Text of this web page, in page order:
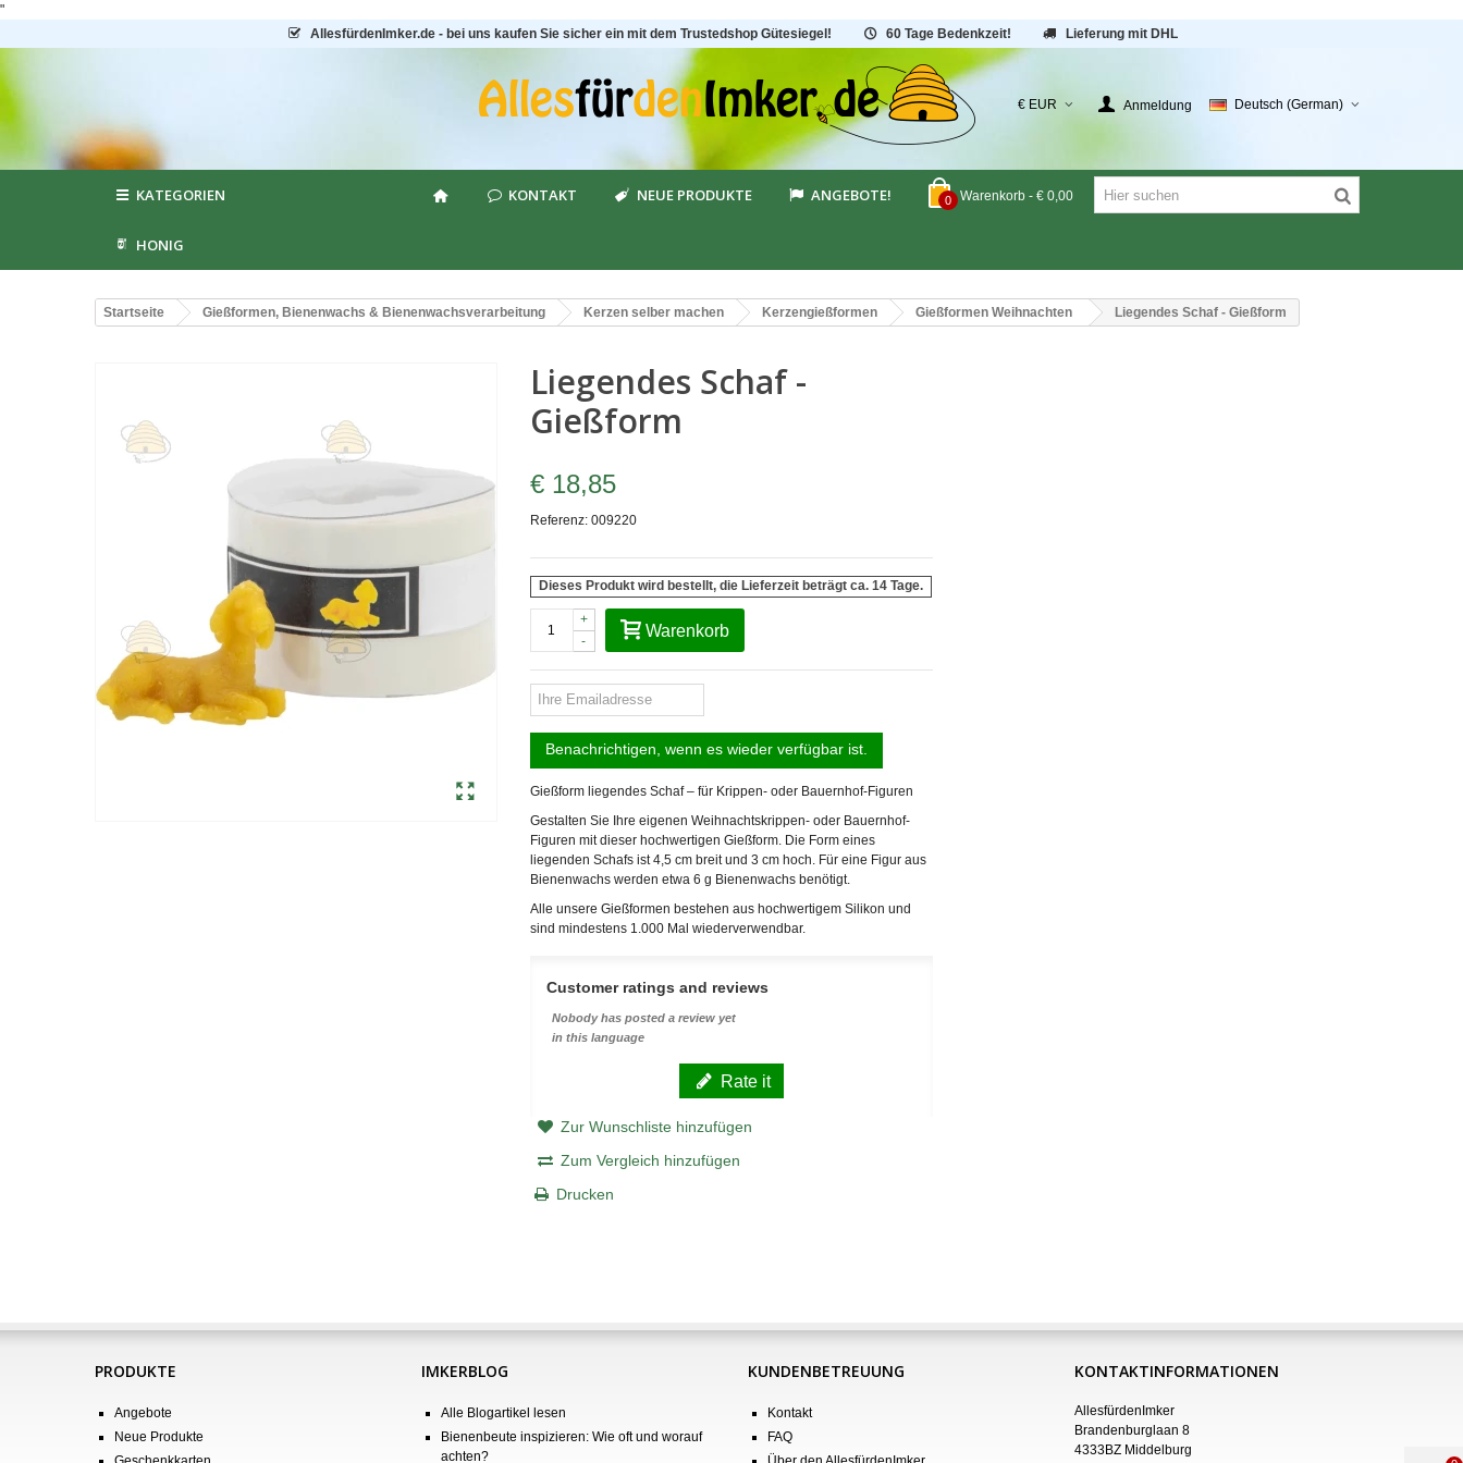
"
AllesfürdenImker.de - bei uns kaufen Sie sicher ein mit dem Trustedshop Gütesiegel!
60 Tage Bedenkzeit! Lieferung mit DHL
€ EUR Anmeldung Deutsch (German)
0 Warenkorb - € 0,00
KATEGORIEN KONTAKT NEUE PRODUKTE ANGEBOTE!
HONIG
Startseite Gießformen, Bienenwachs & Bienenwachsverarbeitung Kerzen selber machen Kerzengießformen Gießformen Weihnachten Liegendes Schaf - Gießform
Liegendes Schaf -
Gießform
€ 18,85
Referenz: 009220
Dieses Produkt wird bestellt, die Lieferzeit beträgt ca. 14 Tage.
-
+
Warenkorb
Benachrichtigen, wenn es wieder verfügbar ist.
Gießform liegendes Schaf – für Krippen- oder Bauernhof-Figuren
Gestalten Sie Ihre eigenen Weihnachtskrippen- oder Bauernhof-
Figuren mit dieser hochwertigen Gießform. Die Form eines
liegenden Schafs ist 4,5 cm breit und 3 cm hoch. Für eine Figur aus
Bienenwachs werden etwa 6 g Bienenwachs benötigt.
Alle unsere Gießformen bestehen aus hochwertigem Silikon und
sind mindestens 1.000 Mal wiederverwendbar.
Customer ratings and reviews
Nobody has posted a review yet
in this language
Rate it
Zur Wunschliste hinzufügen
Zum Vergleich hinzufügen
Drucken
PRODUKTE
Angebote
Neue Produkte
IMKERBLOG
Alle Blogartikel lesen
Bienenbeute inspizieren: Wie oft und worauf
achten?
KUNDENBETREUUNG
Kontakt
FAQ
KONTAKTINFORMATIONEN
AllesfürdenImker
Brandenburglaan 8
4333BZ Middelburg